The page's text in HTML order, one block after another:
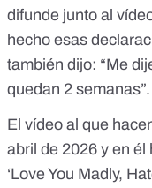
difunde junto al
hecho esas
también dijo: “Me
quedan 2
El vídeo al que
abril de 2026 y en él
‘Love You Madly,